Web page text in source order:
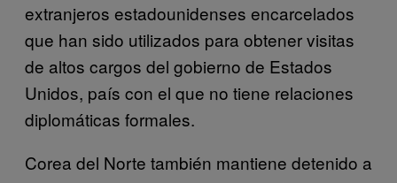
extranjeros estadounidenses encarcelados
que han sido utilizados para obtener visitas
de altos cargos del gobierno de Estados
Unidos, país con el que no tiene relaciones
diplomáticas formales.
Corea del Norte también mantiene detenido a